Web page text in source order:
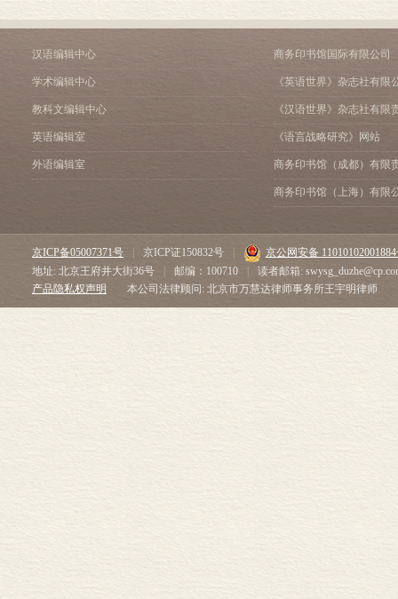
汉语编辑中心
学术编辑中心
教科文编辑中心
英语编辑室
外语编辑室
商务印书馆国际有限公司
《英语世界》杂志社有限
《汉语世界》杂志社有限
《语言战略研究》网站
商务印书馆（成都）有限
商务印书馆（上海）有限
京ICP备05007371号 京ICP证150832号
京公网安备
地址: 北京王府井大街36号
邮编：100710
读者邮箱:
产品隐私权声明
本公司法律顾问: 北京市万慧达律师事务所王宇明律师